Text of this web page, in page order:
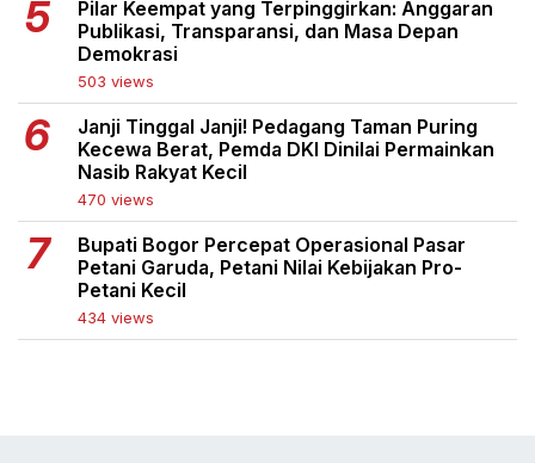
Pilar Keempat yang Terpinggirkan: Anggaran
Publikasi, Transparansi, dan Masa Depan
Demokrasi
503 views
Janji Tinggal Janji! Pedagang Taman Puring
Kecewa Berat, Pemda DKI Dinilai Permainkan
Nasib Rakyat Kecil
470 views
Bupati Bogor Percepat Operasional Pasar
Petani Garuda, Petani Nilai Kebijakan Pro-
Petani Kecil
434 views